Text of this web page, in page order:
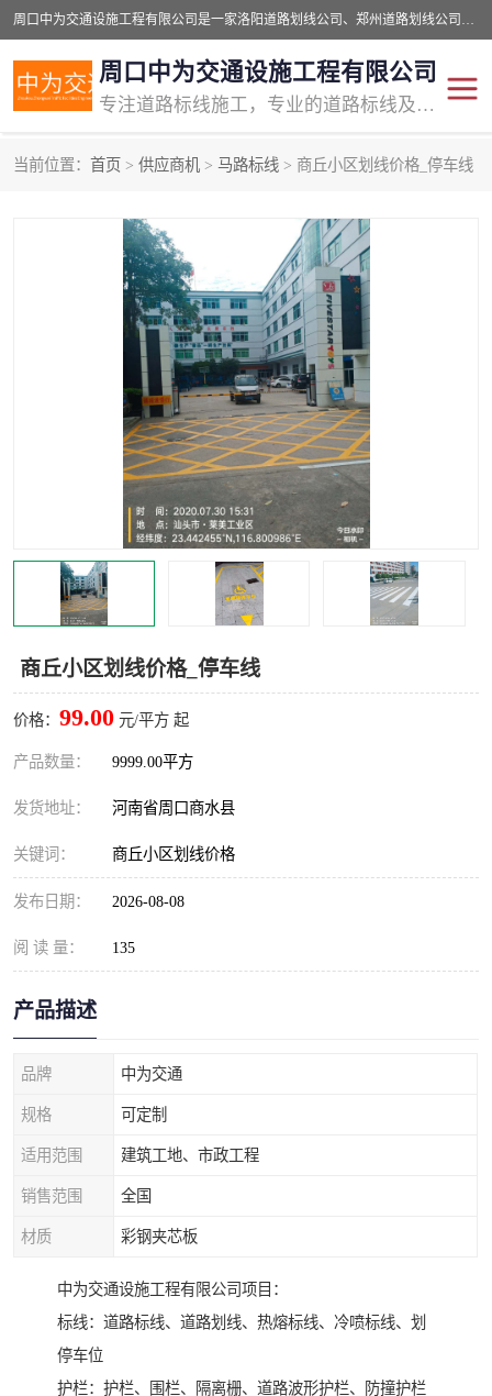
周口中为交通设施工程有限公司是一家洛阳道路划线公司、郑州道路划线公司、平顶山道路车位划线公司、开封车位划线公司、许昌道路车位划线公司、漯河道路车位划线公司，公司始终坚持“诚信、匠心、专注”的宗旨；我们的经营理念是：的服务。
周口中为交通设施工程有限公司
专注道路标线施工，专业的道路标线及交通设施施工服务商!
当前位置： 首页 > 供应商机 > 马路标线 > 商丘小区划线价格_停车线
商丘小区划线价格_停车线
价格： 99.00 元/平方 起
产品数量： 9999.00平方
发货地址： 河南省周口商水县
关键词： 商丘小区划线价格
发布日期： 2026-08-08
阅 读 量： 135
产品描述
品牌 中为交通
规格 可定制
适用范围 建筑工地、市政工程
销售范围 全国
材质 彩钢夹芯板
中为交通设施工程有限公司项目：
标线：道路标线、道路划线、热熔标线、冷喷标线、划
停车位
护栏：护栏、围栏、隔离栅、道路波形护栏、防撞护栏
道路标线划线 马路标线
道路划线